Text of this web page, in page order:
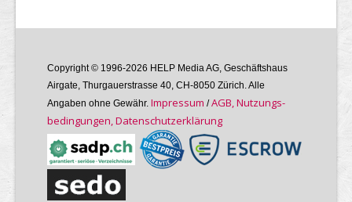
Copyright © 1996-2026 HELP Media AG, Geschäftshaus
Airgate, Thurgauer­strasse 40, CH-8050 Zürich. Alle
Angaben ohne Gewähr. Im­pres­sum /AGB, Nutzungs­
bedin­gungen, Daten­schutz­er­klärung